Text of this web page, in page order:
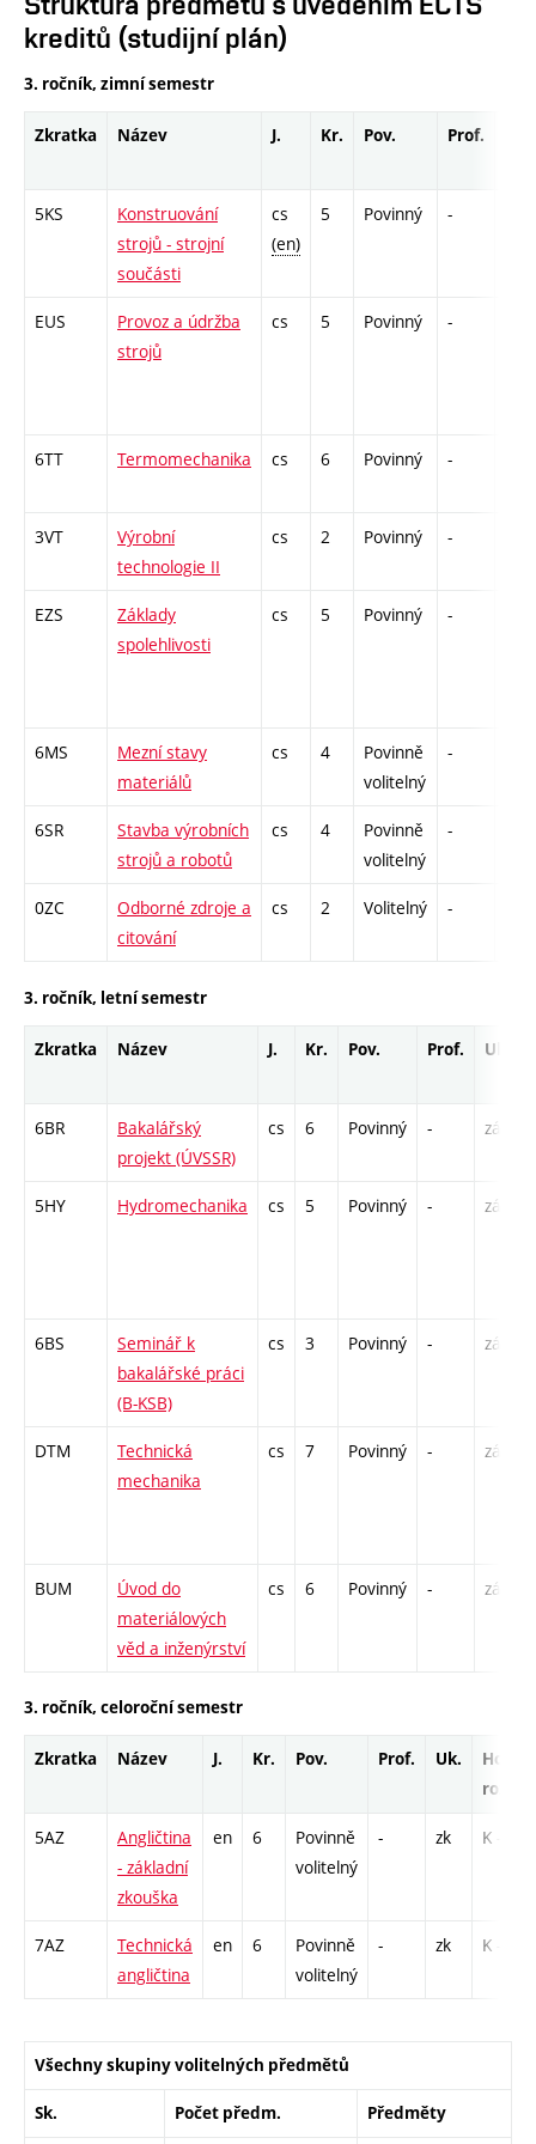
kreditů (studijní plán)
3. ročník, zimní semestr
Zkratka Název J. Kr. Pov. Prof.
5KS
Konstruování
strojů - strojní
součásti
cs
(en)
5 Povinný -
EUS
Provoz a údržba
strojů
cs 5 Povinný -
6TT Termomechanika cs 6 Povinný -
3VT
Výrobní
technologie II
cs 2 Povinný -
EZS
Základy
spolehlivosti
cs 5 Povinný -
6MS
Mezní stavy
materiálů
cs 4
Povinně
volitelný
-
6SR
Stavba výrobních
strojů a robotů
cs 4
Povinně
volitelný
-
0ZC
Odborné zdroje a
citování
cs 2 Volitelný -
3. ročník, letní semestr
Zkratka Název J. Kr. Pov. Prof. Uk.
6BR
Bakalářský
projekt (ÚVSSR)
cs 6 Povinný - zá
5HY Hydromechanika cs 5 Povinný - zá,zk
6BS
Seminář k
bakalářské práci
(B-KSB)
cs 3 Povinný - zá
DTM
Technická
mechanika
cs 7 Povinný - zá,zk
BUM
Úvod do
materiálových
věd a inženýrství
cs 6 Povinný - zá,zk
3. ročník, celoroční semestr
Zkratka Název J. Kr. Pov. Prof. Uk.
Hod.
rozsah
5AZ
Angličtina
- základní
zkouška
en 6
Povinně
volitelný
- zk K - 1
7AZ
Technická
angličtina
en 6
Povinně
volitelný
- zk K - 1
Všechny skupiny volitelných předmětů
Sk. Počet předm. Předměty